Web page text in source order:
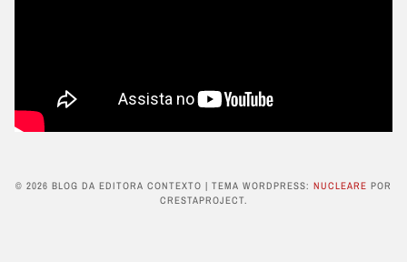
© 2026 BLOG DA EDITORA CONTEXTO | TEMA WORDPRESS: NUCLEARE POR
CRESTAPROJECT.